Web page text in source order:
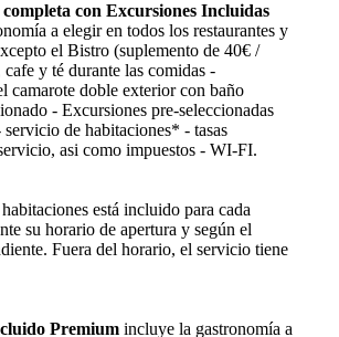
con Excursiones Incluidas
a elegir en todos los restaurantes y
el Bistro (suplemento de 40€ /
cafe y té durante las comidas -
camarote doble exterior con baño
- Excursiones pre-seleccionadas
servicio de habitaciones* - tasas
asi como impuestos - WI-FI.
está incluido para cada
su horario de apertura y según el
Fuera del horario, el servicio tiene
Premiumincluye la gastronomía a